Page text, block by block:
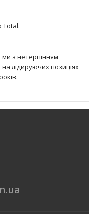
живлення..
Total.
ми з нетерпінням
лідируючих позиціях